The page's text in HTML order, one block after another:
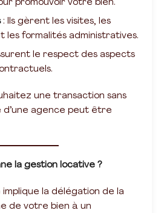
promouvoir votre bien.
: Ils gèrent les visites, les
les formalités administratives.
le respect des aspects
une transaction sans
d’une agence peut être
la gestion locative ?
la délégation de la
de votre bien à un